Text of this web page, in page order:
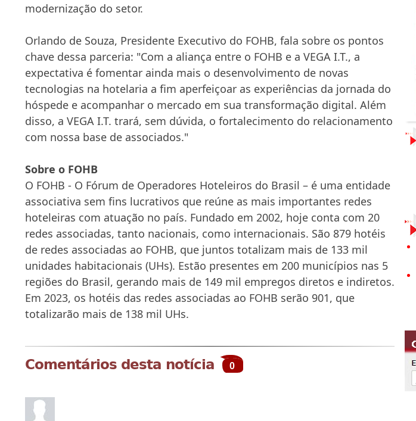
modernização do setor.
Orlando de Souza, Presidente Executivo do FOHB, fala sobre os pontos
chave dessa parceria: "Com a aliança entre o FOHB e a VEGA I.T., a
expectativa é fomentar ainda mais o desenvolvimento de novas
tecnologias na hotelaria a fim aperfeiçoar as experiências da jornada do
hóspede e acompanhar o mercado em sua transformação digital. Além
disso, a VEGA I.T. trará, sem dúvida, o fortalecimento do relacionamento
com nossa base de associados."
Sobre o FOHB
O FOHB - O Fórum de Operadores Hoteleiros do Brasil – é uma entidade
associativa sem fins lucrativos que reúne as mais importantes redes
hoteleiras com atuação no país. Fundado em 2002, hoje conta com 20
redes associadas, tanto nacionais, como internacionais. São 879 hotéis
de redes associadas ao FOHB, que juntos totalizam mais de 133 mil
unidades habitacionais (UHs). Estão presentes em 200 municípios nas 5
regiões do Brasil, gerando mais de 149 mil empregos diretos e indiretos.
Em 2023, os hotéis das redes associadas ao FOHB serão 901, que
totalizarão mais de 138 mil UHs.
Comentários desta notícia 0